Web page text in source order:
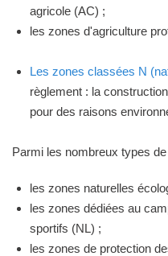
agricole (AC) ;
les zones d'agriculture
Les zones classées N
règlement : la
pour des raisons
Parmi les nombreux types
les zones naturelles
les zones dédiées au
sportifs (NL) ;
les zones de protection